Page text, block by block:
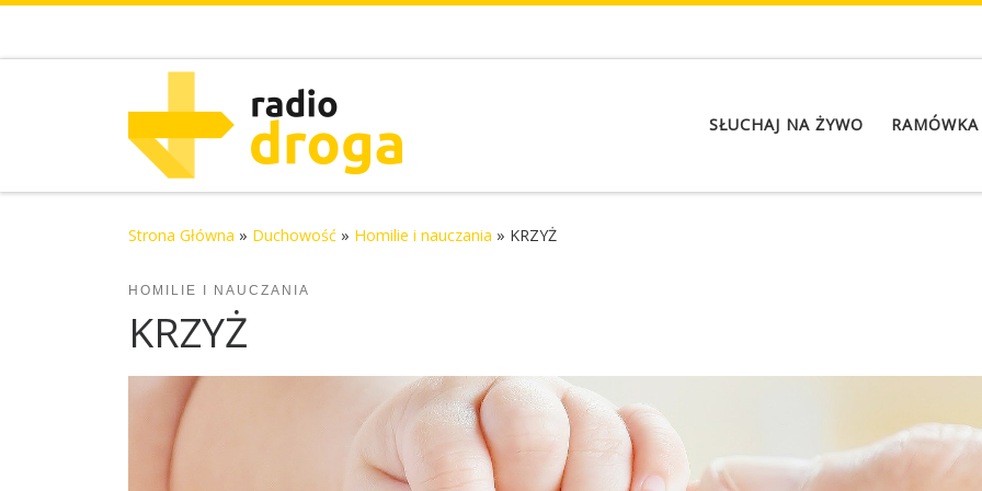
SŁUCHAJ NA ŻYWO RAMÓWKA
Strona Główna » Duchowość » Homilie i nauczania » KRZYŻ
HOMILIE I NAUCZANIA
KRZYŻ